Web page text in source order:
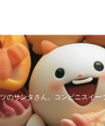
のサンタさん。コンビニスイ